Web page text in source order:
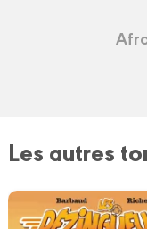
Les autres